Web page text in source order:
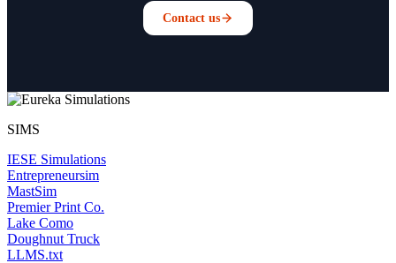
Contact us
SIMS
IESE Simulations
Entrepreneursim
MastSim
Premier Print Co.
Lake Como
Doughnut Truck
LLMS.txt